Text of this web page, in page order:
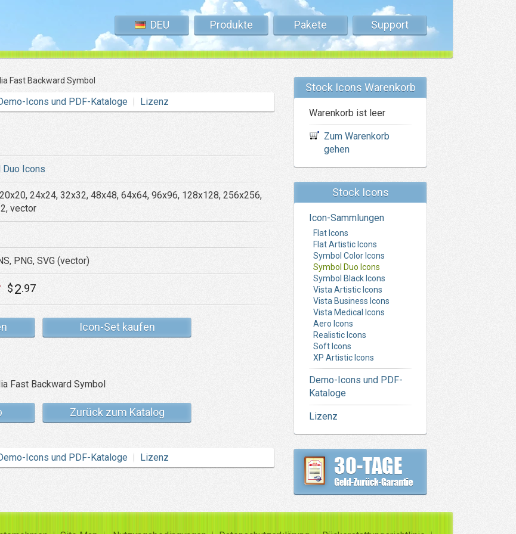
DEU Produkte Pakete Support
Fast Backward Symbol
Icons und PDF-Kataloge Lizenz
Duo Icons
24x24, 32x32, 48x48, 64x64, 96x96, 128x128, 256x256,
vector
PNG, SVG (vector)
$2.97
Icon-Set kaufen
Zurück zum Katalog
Icons und PDF-Kataloge Lizenz
Stock Icons Warenkorb
Warenkorb ist leer
Zum Warenkorb
gehen
Stock Icons
Icon-Sammlungen
Flat Icons
Flat Artistic Icons
Symbol Color Icons
Symbol Duo Icons
Symbol Black Icons
Vista Artistic Icons
Vista Business Icons
Vista Medical Icons
Aero Icons
Realistic Icons
Soft Icons
XP Artistic Icons
Demo-Icons und PDF-
Kataloge
Lizenz